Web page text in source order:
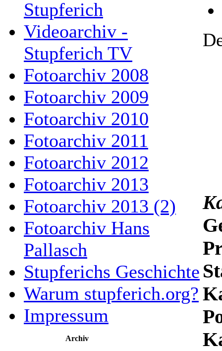
Stupferich
Videoarchiv -
Stupferich TV
Fotoarchiv 2008
Fotoarchiv 2009
Fotoarchiv 2010
Fotoarchiv 2011
Fotoarchiv 2012
Fotoarchiv 2013
Fotoarchiv 2013 (2)
Fotoarchiv Hans
Pallasch
Stupferichs Geschichte
Warum stupferich.org?
Impressum
Archiv